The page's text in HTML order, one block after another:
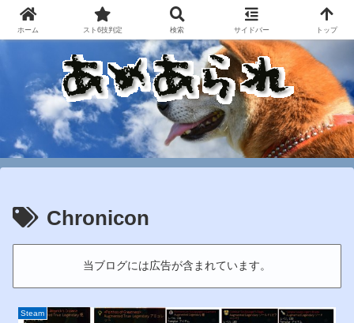
Chronicon
当ブログには広告が含まれています。
Steam
ホーム スト6技判定 検索 サイドバー トップ